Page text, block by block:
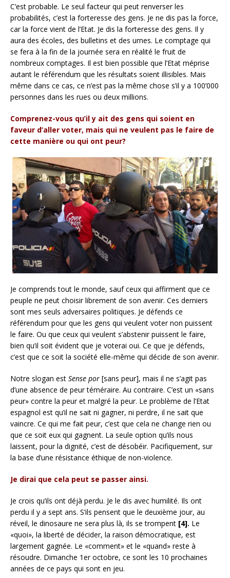
C’est probable. Le seul facteur qui peut renverser les
probabilités, c’est la forteresse des gens. Je ne dis pas la force,
car la force vient de l’Etat. Je dis la forteresse des gens. Il y
aura des écoles, des bulletins et des urnes. Le comptage qui
se fera à la fin de la journée sera en réalité le fruit de
nombreux comptages. Il est bien possible que l’Etat méprise
autant le référendum que les résultats soient illisibles. Mais
même dans ce cas, ce n’est pas la même chose s’il y a 100’000
personnes dans les rues ou deux millions.
Comprenez-vous qu’il y ait des gens qui soient en
faveur d’aller voter, mais qui ne veulent pas le faire de
cette manière ou qui ont peur?
Je comprends tout le monde, sauf ceux qui affirment que ce
peuple ne peut choisir librement de son avenir. Ces derniers
sont mes seuls adversaires politiques. Je défends ce
référendum pour que les gens qui veulent voter non puissent
le faire. Ou que ceux qui veulent s’abstenir puissent le faire,
bien qu’il soit évident que je voterai oui. Ce que je défends,
c’est que ce soit la société elle-même qui décide de son avenir.
Notre slogan est Sense por [sans peur], mais il ne s’agit pas
d’une absence de peur téméraire. Au contraire. C’est un «sans
peur» contre la peur et malgré la peur. Le problème de l’Etat
espagnol est qu’il ne sait ni gagner, ni perdre, il ne sait que
vaincre. Ce qui me fait peur, c’est que cela ne change rien ou
que ce soit eux qui gagnent. La seule option qu’ils nous
laissent, pour la dignité, c’est de désobéir. Pacifiquement, sur
la base d’une résistance éthique de non-violence.
Je dirai que cela peut se passer ainsi.
Je crois qu’ils ont déjà perdu. Je le dis avec humilité. Ils ont
perdu il y a sept ans. S’ils pensent que le deuxième jour, au
réveil, le dinosaure ne sera plus là, ils se trompent [4]. Le
«quoi», la liberté de décider, la raison démocratique, est
largement gagnée. Le «comment» et le «quand» reste à
résoudre. Dimanche 1er octobre, ce sont les 10 prochaines
années de ce pays qui sont en jeu.